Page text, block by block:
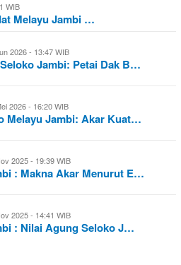
WIB
Melayu Jambi …
2026 - 13:47 WIB
Jambi: Petai Dak B…
2026 - 16:20 WIB
Melayu Jambi: Akar Kuat…
2025 - 19:39 WIB
: Makna Akar Menurut E…
2025 - 14:41 WIB
: Nilai Agung Seloko J…